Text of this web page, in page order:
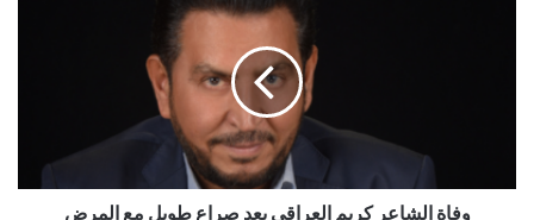
وفاة الشاعر كريم العراقي بعد صراع طويل مع المرض